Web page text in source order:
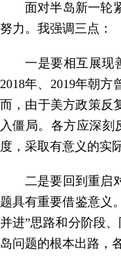
面对半岛新一轮
努力。我强调三点：
一是要相互展现
2018年、2019年朝
而，由于美方政策反
入僵局。各方应深
度，采取有意义的实
二是要回到重启
题具有重要借鉴意义
并进”思路和分阶段
岛问题的根本出路，